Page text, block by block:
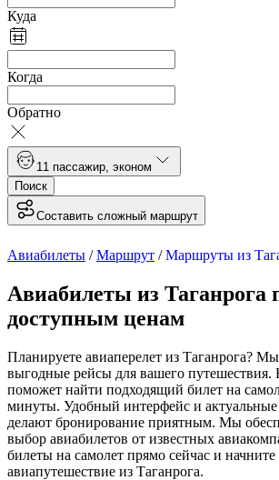
Куда
Когда
Обратно
1 1 пассажир эконом
Поиск
Составить сложный маршрут
Авиабилеты /Маршрут /Маршруты из
Авиабилеты из Таганрога
доступным ценам
Планируете авиаперелет из Таганрога?
выгодные рейсы для вашего путешествия.
поможет найти подходящий билет на
минуты. Удобный интерфейс и
делают бронирование приятным. Мы
выбор авиабилетов от известных
билеты на самолет прямо сейчас и начните
авиапутешествие из Таганрога.